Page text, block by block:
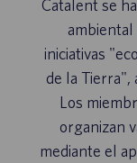
Catalent se
iniciativas
de la Tierra",
Los
organizan
mediante el